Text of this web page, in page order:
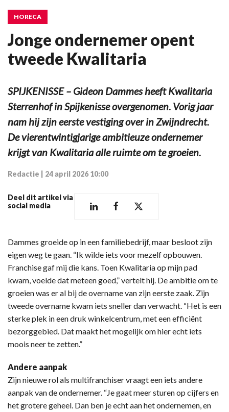
HORECA
Jonge ondernemer opent
tweede Kwalitaria
SPIJKENISSE – Gideon Dammes heeft Kwalitaria
Sterrenhof in Spijkenisse overgenomen. Vorig jaar
nam hij zijn eerste vestiging over in Zwijndrecht.
De vierentwintigjarige ambitieuze ondernemer
krijgt van Kwalitaria alle ruimte om te groeien.
Redactie 24 april 2026 10:00
Deel dit artikel via
social media
Dammes groeide op in een familiebedrijf, maar besloot zijn
eigen weg te gaan. “Ik wilde iets voor mezelf opbouwen.
Franchise gaf mij die kans. Toen Kwalitaria op mijn pad
kwam, voelde dat meteen goed,” vertelt hij. De ambitie om te
groeien was er al bij de overname van zijn eerste zaak. Zijn
tweede overname kwam iets sneller dan verwacht. “Het is een
sterke plek in een druk winkelcentrum, met een efficiënt
bezorggebied. Dat maakt het mogelijk om hier echt iets
moois neer te zetten.”
Andere aanpak
Zijn nieuwe rol als multifranchiser vraagt een iets andere
aanpak van de ondernemer. “Je gaat meer sturen op cijfers en
het grotere geheel. Dan ben je echt aan het ondernemen, en